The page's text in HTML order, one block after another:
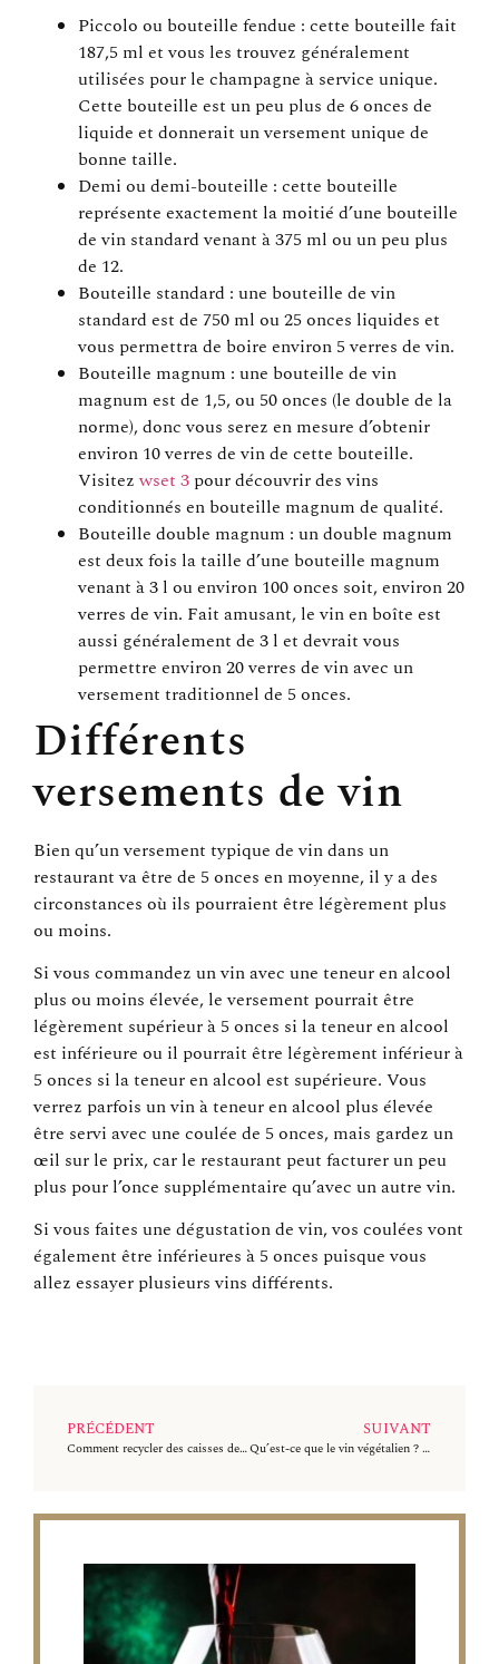
Piccolo ou bouteille fendue : cette bouteille fait
187,5 ml et vous les trouvez généralement
utilisées pour le champagne à service unique.
Cette bouteille est un peu plus de 6 onces de
liquide et donnerait un versement unique de
bonne taille.
Demi ou demi-bouteille : cette bouteille
représente exactement la moitié d’une bouteille
de vin standard venant à 375 ml ou un peu plus
de 12.
Bouteille standard : une bouteille de vin
standard est de 750 ml ou 25 onces liquides et
vous permettra de boire environ 5 verres de vin.
Bouteille magnum : une bouteille de vin
magnum est de 1,5, ou 50 onces (le double de la
norme), donc vous serez en mesure d’obtenir
environ 10 verres de vin de cette bouteille.
Visitezwset 3 pour découvrir des vins
conditionnés en bouteille magnum de qualité.
Bouteille double magnum : un double magnum
est deux fois la taille d’une bouteille magnum
venant à 3 l ou environ 100 onces soit, environ 20
verres de vin. Fait amusant, le vin en boîte est
aussi généralement de 3 l et devrait vous
permettre environ 20 verres de vin avec un
versement traditionnel de 5 onces.
Différents
versements de vin
Bien qu’un versement typique de vin dans un
restaurant va être de 5 onces en moyenne, il y a des
circonstances où ils pourraient être légèrement plus
ou moins.
Si vous commandez un vin avec une teneur en alcool
plus ou moins élevée, le versement pourrait être
légèrement supérieur à 5 onces si la teneur en alcool
est inférieure ou il pourrait être légèrement inférieur à
5 onces si la teneur en alcool est supérieure. Vous
verrez parfois un vin à teneur en alcool plus élevée
être servi avec une coulée de 5 onces, mais gardez un
œil sur le prix, car le restaurant peut facturer un peu
plus pour l’once supplémentaire qu’avec un autre vin.
Si vous faites une dégustation de vin, vos coulées vont
également être inférieures à 5 onces puisque vous
allez essayer plusieurs vins différents.
PRÉCÉDENT
Comment recycler des caisses de vin en bois ?
SUIVANT
Qu’est-ce que le vin végétalien ? Un guide essentiel pour les listes de vins à base de plantes